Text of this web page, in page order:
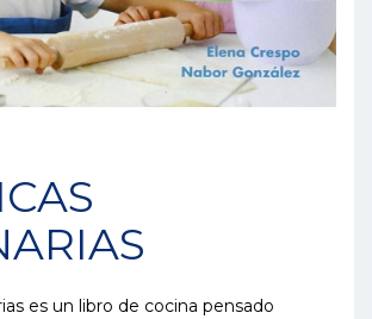
es un libro de cocina pensado